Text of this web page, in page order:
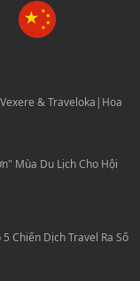
& Traveloka|Hoa
Mùa Du Lịch Cho Hội
Chiến Dịch Travel Ra Số